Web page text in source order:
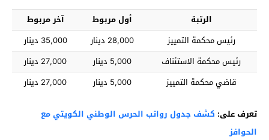
الرتبة أول مربوط
آخر مربوط
رئيس محكمة التمييز
28,000 دينار
35,000 دينار
رئيس محكمة الاستئناف
5,000 دينار
27,000 دينار
قاضي محكمة التمييز
5,000 دينار 27,000 دينار
تعرف على: كشف جدول رواتب الحرس الوطني الكويتي مع
الحوافز